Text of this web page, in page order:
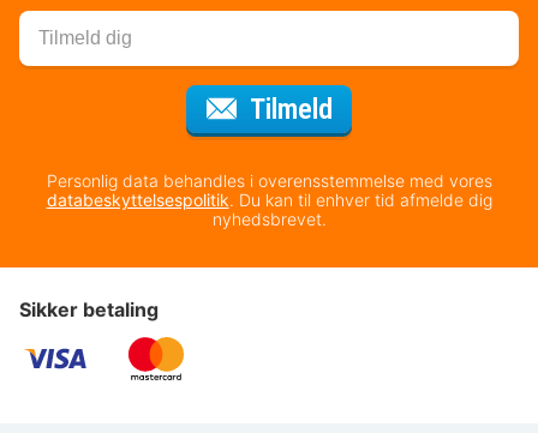
Tilmeld
Personlig data behandles i overensstemmelse med vores
databeskyttelsespolitik. Du kan til enhver tid afmelde dig
nyhedsbrevet.
Sikker betaling